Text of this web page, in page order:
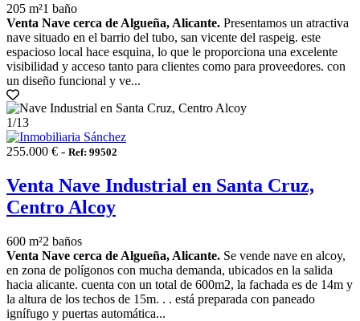
205 m²1 baño
Venta Nave cerca de Algueña, Alicante. Presentamos un atractiva
nave situado en el barrio del tubo, san vicente del raspeig. este
espacioso local hace esquina, lo que le proporciona una excelente
visibilidad y acceso tanto para clientes como para proveedores. con
un diseño funcional y ve...
1/13
255.000 € - Ref: 99502
Venta Nave Industrial en Santa Cruz,
Centro Alcoy
600 m²2 baños
Venta Nave cerca de Algueña, Alicante. Se vende nave en alcoy,
en zona de polígonos con mucha demanda, ubicados en la salida
hacia alicante. cuenta con un total de 600m2, la fachada es de 14m y
la altura de los techos de 15m. . . está preparada con paneado
ignífugo y puertas automática...